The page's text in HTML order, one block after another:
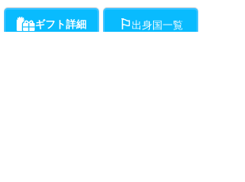
ギフト詳細 出身国一覧